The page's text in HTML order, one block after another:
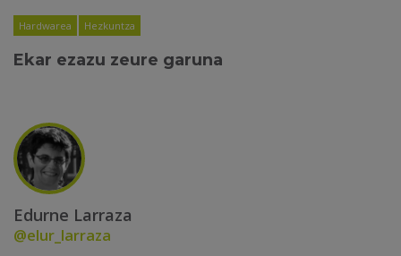
Hardwarea Hezkuntza
Ekar ezazu zeure garuna
Edurne Larraza
@elur_larraza